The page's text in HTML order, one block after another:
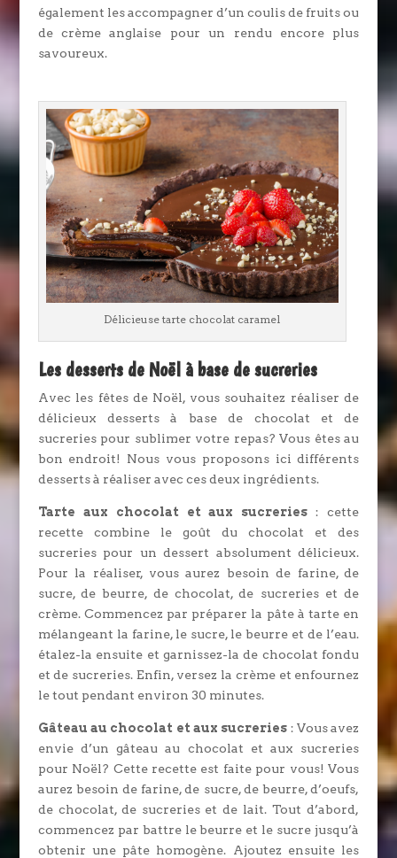
également les accompagner d’un coulis de fruits ou
de crème anglaise pour un rendu encore plus
savoureux.
Délicieuse tarte chocolat caramel
Les desserts de Noël à base de sucreries
Avec les fêtes de Noël, vous souhaitez réaliser de
délicieux desserts à base de chocolat et de
sucreries pour sublimer votre repas? Vous êtes au
bon endroit! Nous vous proposons ici différents
desserts à réaliser avec ces deux ingrédients.
Tarte aux chocolat et aux sucreries : cette
recette combine le goût du chocolat et des
sucreries pour un dessert absolument délicieux.
Pour la réaliser, vous aurez besoin de farine, de
sucre, de beurre, de chocolat, de sucreries et de
crème. Commencez par préparer la pâte à tarte en
mélangeant la farine, le sucre, le beurre et de l’eau.
étalez-la ensuite et garnissez-la de chocolat fondu
et de sucreries. Enfin, versez la crème et enfournez
le tout pendant environ 30 minutes.
Gâteau au chocolat et aux sucreries : Vous avez
envie d’un gâteau au chocolat et aux sucreries
pour Noël? Cette recette est faite pour vous! Vous
aurez besoin de farine, de sucre, de beurre, d’oeufs,
de chocolat, de sucreries et de lait. Tout d’abord,
commencez par battre le beurre et le sucre jusqu’à
obtenir une pâte homogène. Ajoutez ensuite les